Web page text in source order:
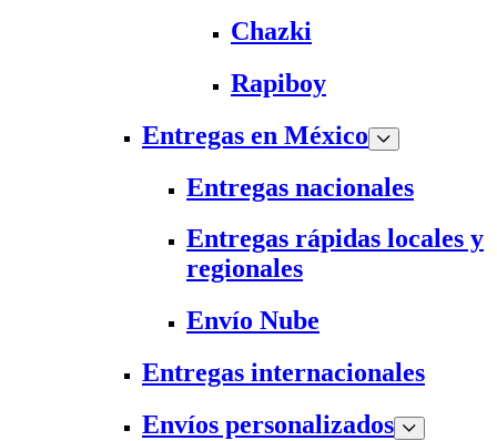
Chazki
Rapiboy
Entregas en México
Entregas nacionales
Entregas rápidas locales y
regionales
Envío Nube
Entregas internacionales
Envíos personalizados